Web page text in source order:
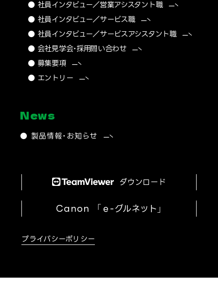
● 社員インタビュー／営業アシスタント職
● 社員インタビュー／サービス職
● 社員インタビュー／サービスアシスタント職
● 会社見学会・採用問い合わせ
● 募集要項
● エントリー
News
● 製品情報・お知らせ
ダウンロード
Canon 「ｅ-グルネット」
プライバシーポリシー